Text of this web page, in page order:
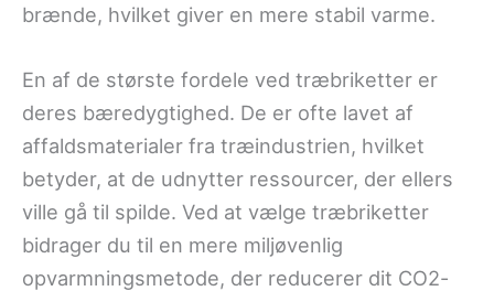
brænde, hvilket giver en mere stabil varme.
En af de største fordele ved træbriketter er
deres bæredygtighed. De er ofte lavet af
affaldsmaterialer fra træindustrien, hvilket
betyder, at de udnytter ressourcer, der ellers
ville gå til spilde. Ved at vælge træbriketter
bidrager du til en mere miljøvenlig
opvarmningsmetode, der reducerer dit CO2-